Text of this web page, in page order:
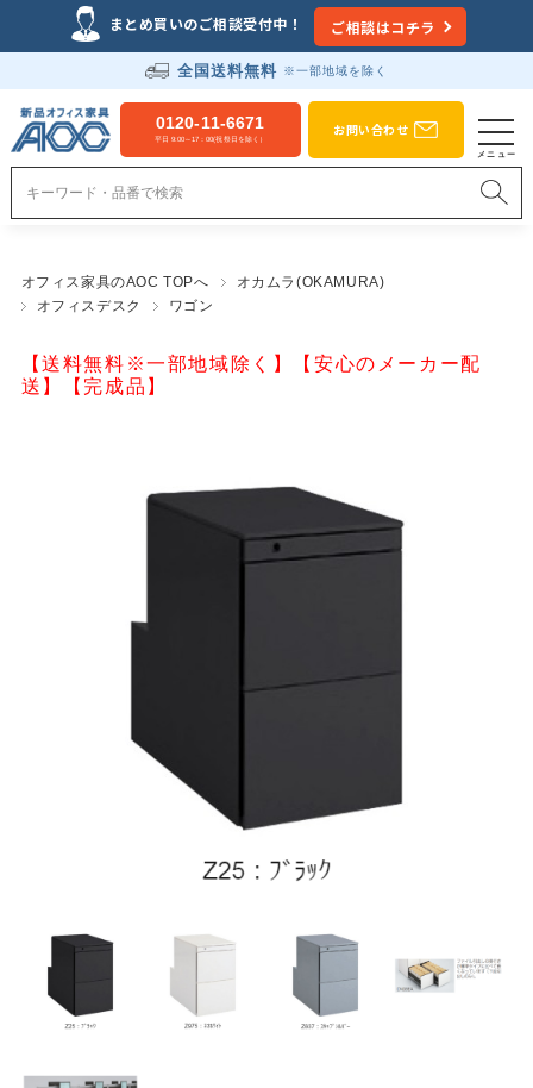
まとめ買いのご相談受付中！ ご相談はコチラ
全国送料無料 ※一部地域を除く
0120-11-6671
平日 9:00～17：00(祝祭日を除く）
お問い合わせ
オフィス家具のAOC TOPへ
オカムラ(OKAMURA)
オフィスデスク
ワゴン
【送料無料※一部地域除く】【安心のメーカー配
送】【完成品】